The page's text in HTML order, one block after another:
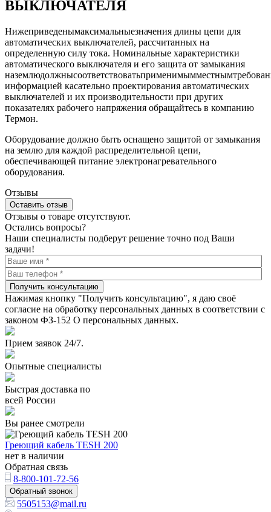
ВЫКЛЮЧАТЕЛЯ
Нижеприведенымаксимальныезначения длины цепи для
автоматических выключателей, рассчитанных на
определенную силу тока. Номинальные характеристики
автоматического выключателя и его защита от замыкания
информацией касательно проектирования автоматических
выключателей и их производительности при других
показателях рабочего напряжения обращайтесь в компанию
Термон.
Оборудование должно быть оснащено защитой от замыкания
на землю для каждой распределительной цепи,
обеспечивающей питание электронагревательного
оборудования.
Отзывы
Оставить отзыв
Отзывы о товаре отсутствуют.
Остались вопросы?
Наши специалисты подберут решение точно под Ваши
задачи!
Получить консультацию
Нажимая кнопку "Получить консультацию", я даю своё
согласие на обработку персональных данных в соответствии с
законом ФЗ-152 О персональных данных.
Прием заявок 24/7.
Опытные специалисты
Быстрая доставка по
всей России
Вы ранее смотрели
Греющий кабель TESH 200
нет в наличии
Обратная связь
8-800-101-72-56
Обратный звонок
5505153@mail.ru